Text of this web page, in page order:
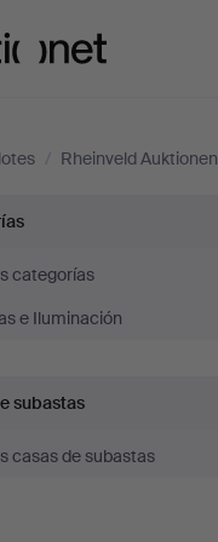
/ Rheinveld Auktionen
categorías
e Iluminación
subastas
casas de subastas